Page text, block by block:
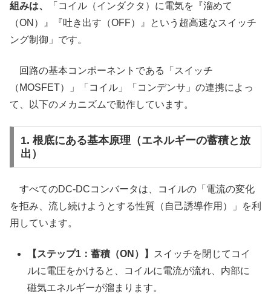
組みは、
「コイル（インダクタ）に電気を『溜めて
（ON）』『吐き出す（OFF）』という超高速なスイッチ
ング制御」です。
回路の基本コンポーネントである「スイッチ
（MOSFET）」「コイル」「コンデンサ」の連携によっ
て、以下のメカニズムで動作しています。
1. 根底にある基本原理（エネルギーの蓄積と放
出）
すべてのDC-DCコンバータは、コイルの「電流の変化
を拒み、流し続けようとする性質（自己誘導作用）」を利
用しています。
【ステップ1：蓄積（ON）】
スイッチを閉じてコイ
ルに電圧をかけると、コイルに電流が流れ、内部に
磁気エネルギーが溜まります。